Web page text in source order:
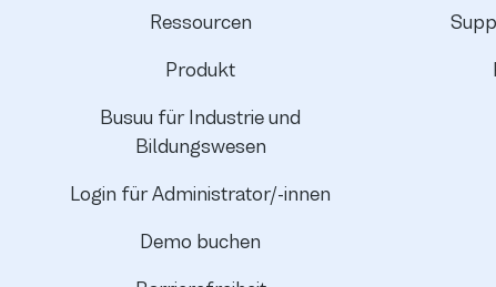
Ressourcen
Produkt
Busuu für Industrie und
Bildungswesen
Login für Administrator/-innen
Demo buchen